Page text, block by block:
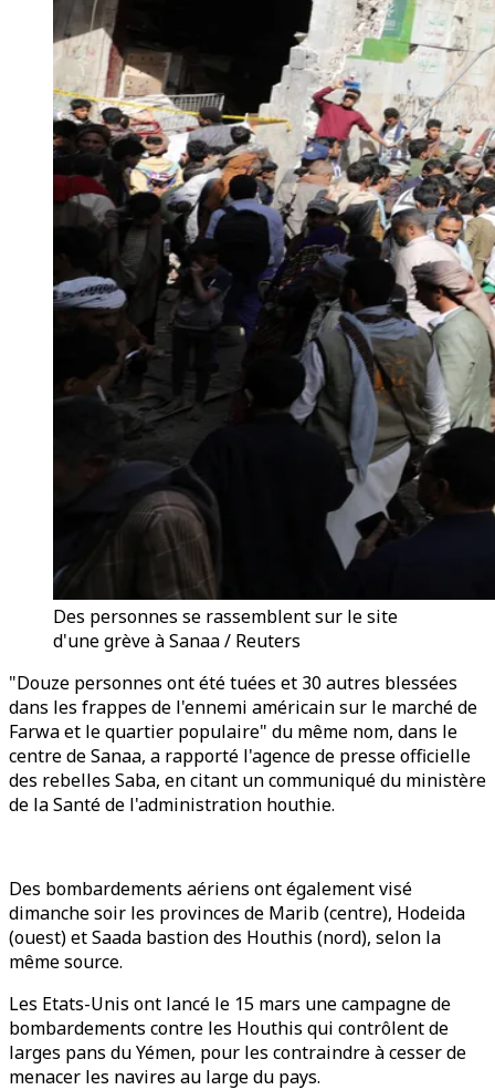
Des personnes se rassemblent sur le site
d'une grève à Sanaa / Reuters
"Douze personnes ont été tuées et 30 autres blessées
dans les frappes de l'ennemi américain sur le marché de
Farwa et le quartier populaire" du même nom, dans le
centre de Sanaa, a rapporté l'agence de presse officielle
des rebelles Saba, en citant un communiqué du ministère
de la Santé de l'administration houthie.
Des bombardements aériens ont également visé
dimanche soir les provinces de Marib (centre), Hodeida
(ouest) et Saada bastion des Houthis (nord), selon la
même source.
Les Etats-Unis ont lancé le 15 mars une campagne de
bombardements contre les Houthis qui contrôlent de
larges pans du Yémen, pour les contraindre à cesser de
menacer les navires au large du pays.